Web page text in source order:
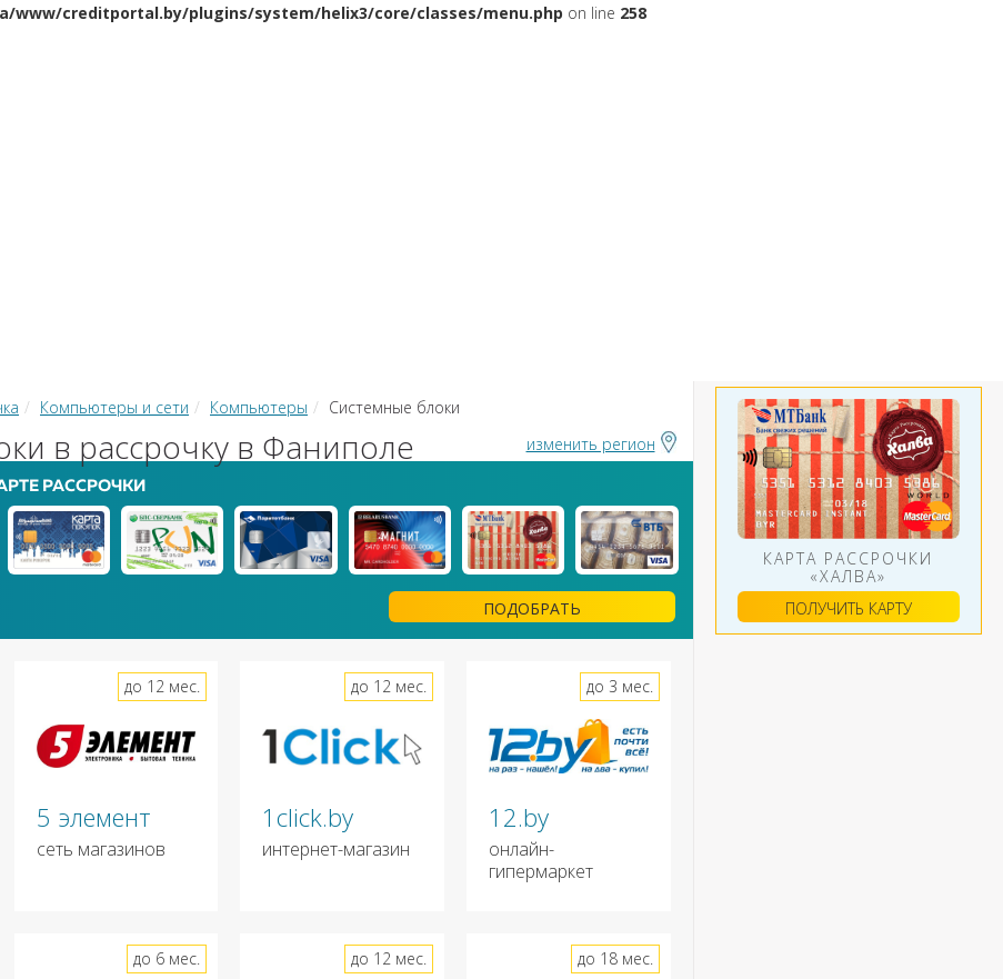
creditportal.by/plugins/system/helix3/core/classes/menu.php on line 258
Компьютеры и сети Компьютеры Системные блоки
в рассрочку в Фаниполе изменить регион
РАССРОЧКИ
ПОДОБРАТЬ
5 элемент
сеть магазинов
до 12 мес.
1click.by
интернет-магазин
до 12 мес.
12.by
онлайн-
гипермаркет
до 3 мес.
до 6 мес. до 12 мес. до 18 мес.
КАРТА РАССРОЧКИ
«ХАЛВА»
ПОЛУЧИТЬ КАРТУ